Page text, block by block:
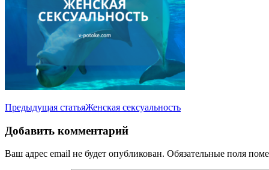
Навигация
по
записям
Предыдущая статьяЖенская сексуальность
Добавить комментарий
Ваш адрес email не будет опубликован. Обязательные поля